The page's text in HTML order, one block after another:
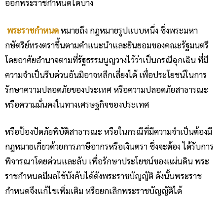
ออกพระราชกำหนดได้บ้าง
พระราชกำหนดหมายถึง กฎหมายรูปแบบหนึ่ง ซึ่งพระมหา
กษัตริย์ทรงตราขึ้นตามคำแนะนำและยินยอมของคณะรัฐมนตรี
โดยอาศัยอำนาจตามที่รัฐธรรมนูญวางไว้ว่าเป็นกรณีฉุกเฉิน ที่มี
ความจำเป็นรีบด่วนอันมิอาจหลีกเลี่ยงได้ เพื่อประโยชน์ในการ
รักษาความปลอดภัยของประเทศ หรือความปลอดภัยสาธารณะ
หรือความมั่นคงในทางเศรษฐกิจของประเทศ
หรือป้องปัดภัยพิบัติสาธารณะ หรือในกรณีที่มีความจำเป็นต้องมี
กฎหมายเกี่ยวด้วยการภาษีอากรหรือเงินตรา ซึ่งจะต้อง ได้รับการ
พิจารณาโดยด่วนและลับ เพื่อรักษาประโยชน์ของแผ่นดิน พระ
ราชกำหนดมีผลใช้บังคับได้ดังพระราชบัญญัติ ดังนั้นพระราช
กำหนดจึงแก้ไขเพิ่มเติม หรือยกเลิกพระราชบัญญัติได้